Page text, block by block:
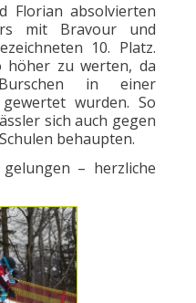
Florian absolvierten
mit Bravour und
10. Platz.
höher zu werten, da
in einer
wurden. So
sich auch gegen
behaupten.
– herzliche